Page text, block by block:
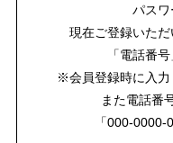
パスワ
現在ご登録いただ
「電話番
※会員登録時に入力
また電話番
「000-0000-